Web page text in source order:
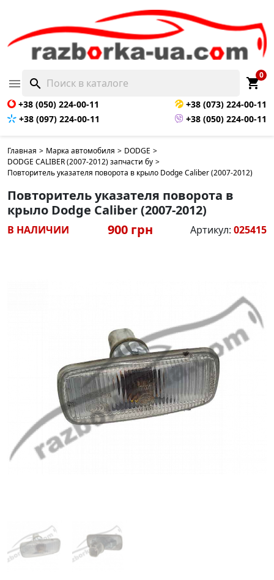
 search shopping_cart
0
+38 (050) 224-00-11
+38 (073) 224-00-11
+38 (097) 224-00-11
+38 (050) 224-00-11
Главная > Марка автомобиля > DODGE >
DODGE CALIBER (2007-2012) запчасти бу >
Повторитель указателя поворота в крыло Dodge Caliber (2007-2012)
Повторитель указателя поворота в
крыло Dodge Caliber (2007-2012)
В НАЛИЧИИ 900 грн Артикул: 025415